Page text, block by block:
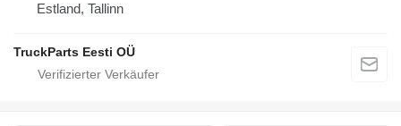
Estland, Tallinn
TruckParts Eesti OÜ